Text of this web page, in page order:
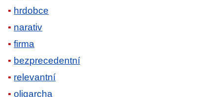
hrdobce
narativ
firma
bezprecedentní
relevantní
oligarcha